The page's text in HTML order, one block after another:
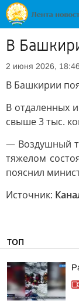
В
2 июня 2026, 18:46
В Башкирии
В отдаленных
свыше 3 тыс.
— Воздушный
тяжелом
пояснил
Источник:
ТОП